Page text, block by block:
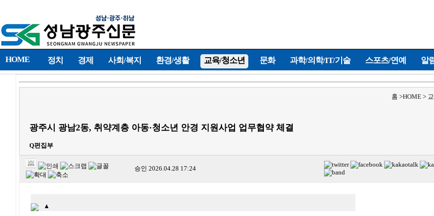
HOME 정치 경제 사회/복지 환경/생활 교육/청소년 문화 과학/의학/IT/기술 스포츠/연예 알
홈 >HOME >
광주시 광남2동, 취약계층 아동·청소년 안경 지원사업 업무협약 체결
Q편집부
승인 2026.04.28 17:24
▲